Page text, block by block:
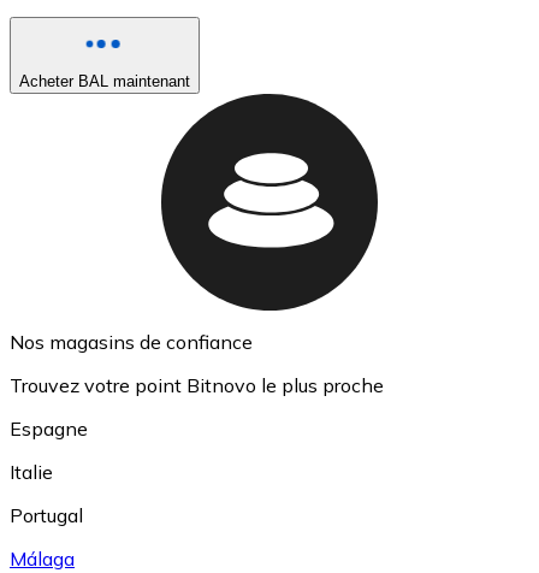
Acheter BAL maintenant
Nos magasins de confiance
Trouvez votre point Bitnovo le plus proche
Espagne
Italie
Portugal
Málaga